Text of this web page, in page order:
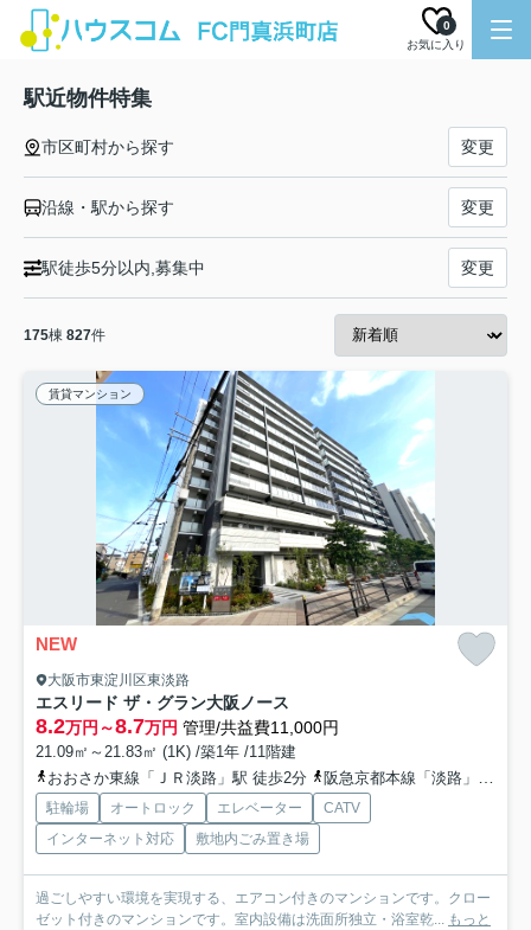
お気に入り
0
駅近物件特集
市区町村から探す 変更
沿線・駅から探す 変更
駅徒歩5分以内,募集中 変更
175棟 827件
賃貸マンション
NEW
大阪市東淀川区東淡路
エスリード ザ・グラン大阪ノース
8.2万円～8.7万円 管理/共益費11,000円
21.09㎡～21.83㎡ (1K) /築1年 /11階建
おおさか東線「ＪＲ淡路」駅 徒歩2分
阪急京都本線「淡路」駅 徒歩2分
駐輪場 オートロック エレベーター
CATV
インターネット対応
敷地内ごみ置き場
過ごしやすい環境を実現する、エアコン付きのマンションです。クロー
ゼット付きのマンションです。室内設備は洗面所独立・浴室乾... もっと